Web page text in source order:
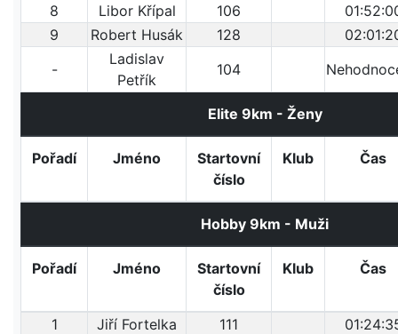
8
Libor Křípal 106
9
Robert Husák 128
-
Ladislav
Petřík
104
Elite 9km - Ženy
Pořadí Jméno
Startovní
číslo
Klub Čas
Hobby 9km - Muži
Pořadí Jméno
Startovní
číslo
Klub Čas
1 Jiří Fortelka 111